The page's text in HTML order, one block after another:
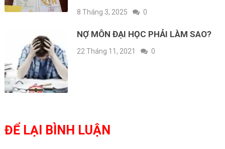
8 Tháng 3, 2025 0
NỢ MÔN ĐẠI HỌC PHẢI LÀM SAO?
22 Tháng 11, 2021 0
ĐỂ LẠI BÌNH LUẬN